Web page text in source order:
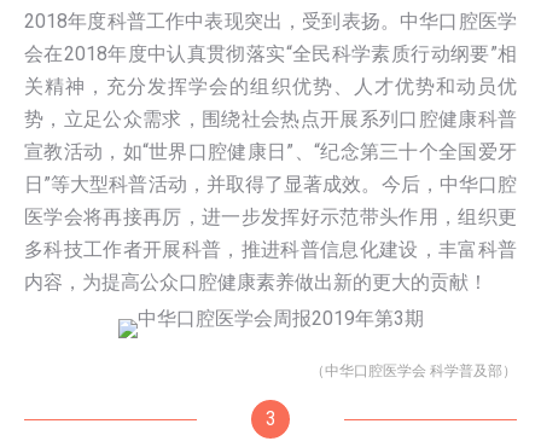
2018年度科普工作中表现突出，受到表扬。中华口腔医学
会在2018年度中认真贯彻落实“全民科学素质行动纲要”相
关精神，充分发挥学会的组织优势、人才优势和动员优
势，立足公众需求，围绕社会热点开展系列口腔健康科普
宣教活动，如“世界口腔健康日”、“纪念第三十个全国爱牙
日”等大型科普活动，并取得了显著成效。今后，中华口腔
医学会将再接再厉，进一步发挥好示范带头作用，组织更
多科技工作者开展科普，推进科普信息化建设，丰富科普
内容，为提高公众口腔健康素养做出新的更大的贡献！
（中华口腔医学会 科学普及部）
3